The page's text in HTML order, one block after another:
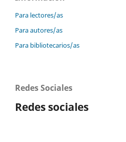
Para lectores/as
Para autores/as
Para bibliotecarios/as
Redes Sociales
Redes sociales